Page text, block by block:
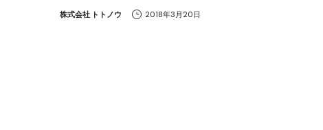
by
株式会社 トトノウ 2018年3月20日